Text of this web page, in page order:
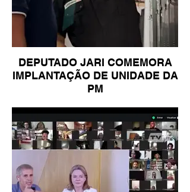
DEPUTADO JARI COMEMORA
IMPLANTAÇÃO DE UNIDADE DA
PM